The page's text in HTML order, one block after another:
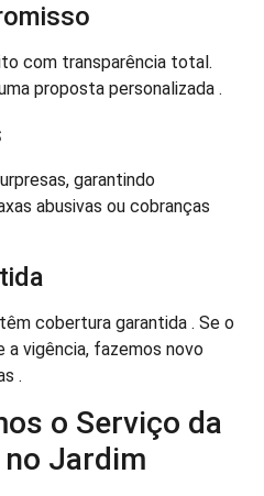
com transparência total.
proposta personalizada .
garantindo
abusivas ou cobranças
cobertura garantida . Se o
vigência, fazemos novo
.
o Serviço da
Jardim